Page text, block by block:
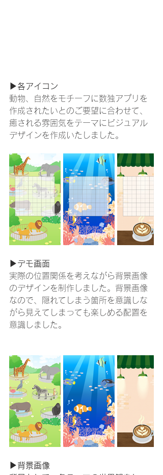
▶各アイコン
動物、自然をモチーフに数独アプリを
作成されたいとのご要望に合わせて、
癒される雰囲気をテーマにビジュアル
デザインを作成いたしました。
▶デモ画面
実際の位置関係を考えながら背景画像
のデザインを制作しました。背景画像
なので、隠れてしまう箇所を意識しな
がら見えてしまっても楽しめる配置を
意識しました。
▶背景画像